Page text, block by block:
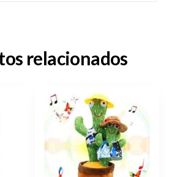
relacionados